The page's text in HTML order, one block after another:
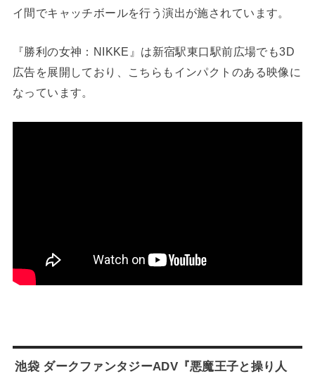
イ間でキャッチボールを行う演出が施されています。
『勝利の女神：NIKKE』は新宿駅東口駅前広場でも3D
広告を展開しており、こちらもインパクトのある映像に
なっています。
池袋 ダークファンタジーADV『悪魔王子と操り人